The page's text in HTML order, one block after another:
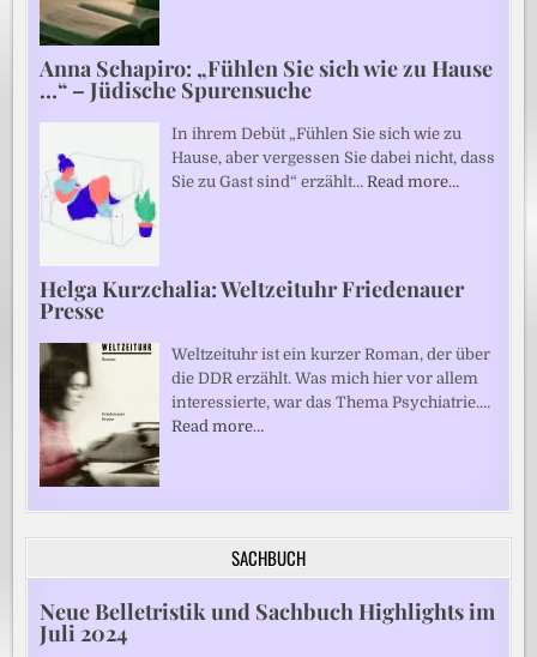
Anna Schapiro: „Fühlen Sie sich wie zu Hause
…“ – Jüdische Spurensuche
In ihrem Debüt „Fühlen Sie sich wie zu
Hause, aber vergessen Sie dabei nicht, dass
Sie zu Gast sind“ erzählt…Read more…
Helga Kurzchalia: Weltzeituhr Friedenauer
Presse
Weltzeituhr ist ein kurzer Roman, der über
die DDR erzählt. Was mich hier vor allem
interessierte, war das Thema Psychiatrie.…
Read more…
SACHBUCH
Neue Belletristik und Sachbuch Highlights im
Juli 2024